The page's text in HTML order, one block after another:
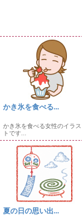
かき氷を食べる...
かき氷を食べる女性のイラス
トです...
夏の日の思い出...